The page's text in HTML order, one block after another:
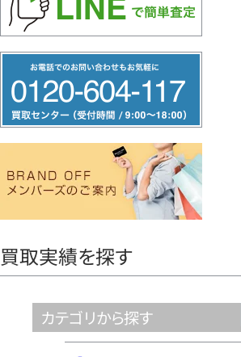
リ
ー
ヤ
買取実績を探す
カテゴリから探す